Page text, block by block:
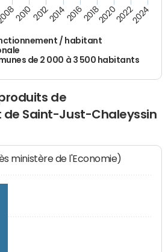
/ habitant
de 2 000 à 3 500 habitants
20102012201420162018202020222024
de
Saint-Just-Chaleyssin
ministère de l'Economie)